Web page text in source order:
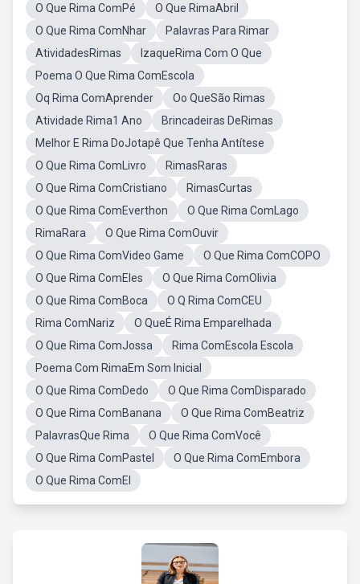
O Que Rima ComPé
O Que RimaAbril
O Que Rima ComNhar
Palavras Para Rimar
AtividadesRimas
IzaqueRima Com O Que
Poema O Que Rima ComEscola
Oq Rima ComAprender
Oo QueSão Rimas
Atividade Rima1 Ano
Brincadeiras DeRimas
Melhor E Rima DoJotapê Que Tenha Antítese
O Que Rima ComLivro
RimasRaras
O Que Rima ComCristiano
RimasCurtas
O Que Rima ComEverthon
O Que Rima ComLago
RimaRara
O Que Rima ComOuvir
O Que Rima ComVideo Game
O Que Rima ComCOPO
O Que Rima ComEles
O Que Rima ComOlivia
O Que Rima ComBoca
O Q Rima ComCEU
Rima ComNariz
O QueÉ Rima Emparelhada
O Que Rima ComJossa
Rima ComEscola Escola
Poema Com RimaEm Som Inicial
O Que Rima ComDedo
O Que Rima ComDisparado
O Que Rima ComBanana
O Que Rima ComBeatriz
PalavrasQue Rima
O Que Rima ComVocê
O Que Rima ComPastel
O Que Rima ComEmbora
O Que Rima ComEl